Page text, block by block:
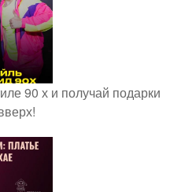
90 х и получай подарки